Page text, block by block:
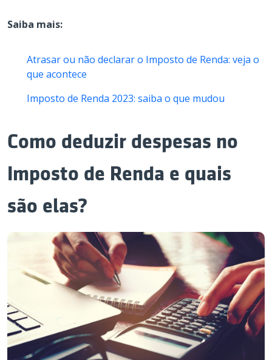
Saiba mais:
Atrasar ou não declarar o Imposto de Renda: veja o
que acontece
Imposto de Renda 2023: saiba o que mudou
Como deduzir despesas no
Imposto de Renda e quais
são elas?